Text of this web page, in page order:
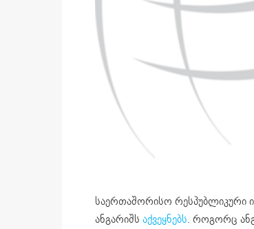
საერთაშორისო რესპუბლიკური
ანგარიშს აქვეყნებს. როგორც